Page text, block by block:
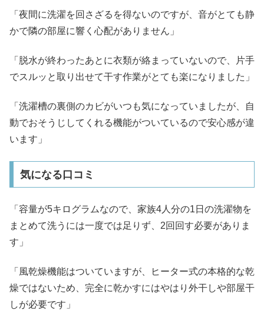
「夜間に洗濯を回さざるを得ないのですが、音がとても静
かで隣の部屋に響く心配がありません」
「脱水が終わったあとに衣類が絡まっていないので、片手
でスルッと取り出せて干す作業がとても楽になりました」
「洗濯槽の裏側のカビがいつも気になっていましたが、自
動でおそうじしてくれる機能がついているので安心感が違
います」
気になる口コミ
「容量が5キログラムなので、家族4人分の1日の洗濯物を
まとめて洗うには一度では足りず、2回回す必要がありま
す」
「風乾燥機能はついていますが、ヒーター式の本格的な乾
燥ではないため、完全に乾かすにはやはり外干しや部屋干
しが必要です」